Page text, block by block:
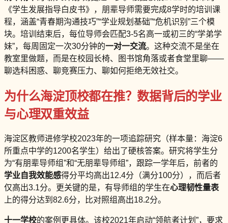
《学生发展指导白皮书》，朋辈导师需要完成8学时的培训课
程，涵盖“青春期沟通技巧”“学业规划基础”“危机识别”三个模
块。培训结束后，每位导师会匹配3-5名高一或初三的“学弟学
妹”，每周固定一次30分钟的一对一交流。这种交流不是坐在
教室里做题，而是在校园长椅、图书馆角落或者食堂里聊——
聊选科困惑、聊竞赛压力、聊如何拒绝无效社交。
为什么海淀顶校都在推？数据背后的学业
与心理双重效益
海淀区教师进修学校2023年的一项追踪研究（样本量：海淀6
所重点中学的1200名学生）给出了硬核答案。研究将学生分
为“有朋辈导师组”和“无朋辈导师组”，跟踪一学年后，前者的
学业自我效能感得分平均高出12.4分（满分100分），而后者
仅高出3.1分。更关键的是，有导师组的学生在心理韧性量表
上的得分达到82.6分，比对照组高出18.2分。
十一学校的案例更具体。该校2021年启动“领航者计划”，要求